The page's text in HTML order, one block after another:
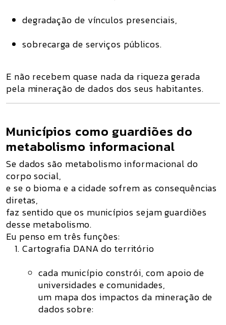
degradação de vínculos presenciais,
sobrecarga de serviços públicos.
E não recebem quase nada da riqueza gerada
pela mineração de dados dos seus habitantes.
Municípios como guardiões do
metabolismo informacional
Se dados são metabolismo informacional do
corpo social,
e se o bioma e a cidade sofrem as consequências
diretas,
faz sentido queos municípios sejam guardiões
desse metabolismo.
Eu penso em três funções:
Cartografia DANA do território
cada município constrói, com apoio de
universidades e comunidades,
um mapa dos impactos da mineração de
dados sobre: